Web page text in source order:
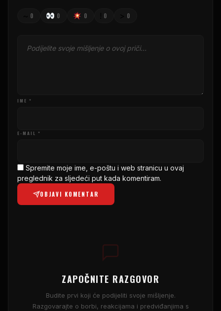
0 0 0 0 0
IME *
E-MAIL *
Spremite moje ime, e-poštu i web stranicu u ovaj
preglednik za sljedeći put kada komentiram.
OBJAVI KOMENTAR
ZAPOČNITE RAZGOVOR
Budite prvi koji će podijeliti svoje mišljenje.
Razgovarajte o borbi, reakcijama i predviđanjima s